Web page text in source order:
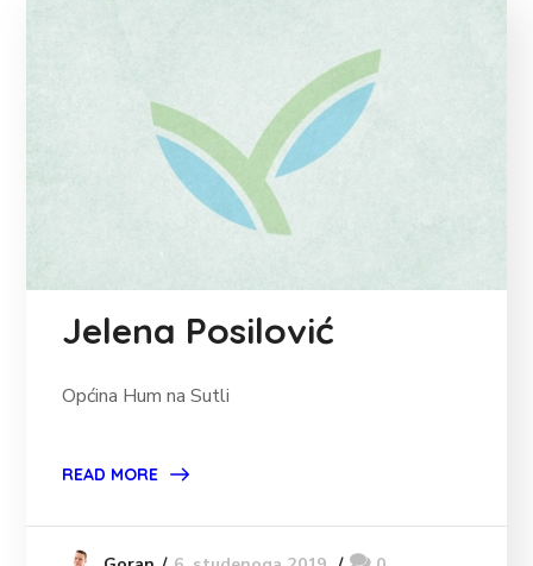
Jelena Posilović
Općina Hum na Sutli
READ MORE